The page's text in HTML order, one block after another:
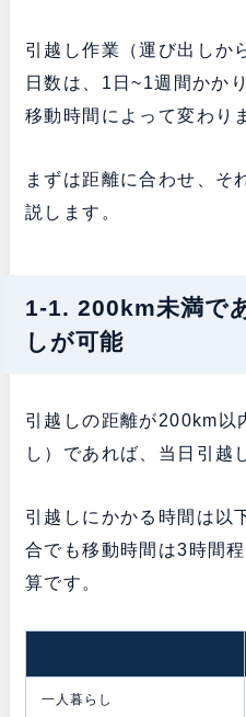
引越し作業（運び出しか
日数は、1日~1週間かか
移動時間によって変わり
まずは距離に合わせ、そ
説します。
1-1. 200km未満で
しが可能
引越しの距離が200km以
し）であれば、当日引越
引越しにかかる時間は以
合でも移動時間は3時間
算です。
一人暮らし